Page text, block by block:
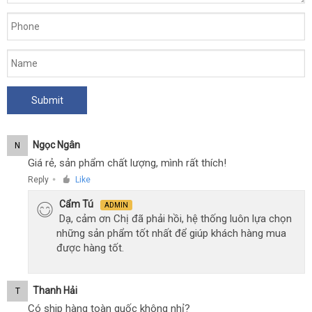
RCT
có
rung
massage
bìu
điều
khiển
xa
N Ngọc Ngân
Giá rẻ, sản phẩm chất lượng, mình rất thích!
Reply ● Like
Cẩm Tú ADMIN
Dạ, cảm ơn Chị đã phải hồi, hệ thống luôn lựa chọn
những sản phẩm tốt nhất để giúp khách hàng mua
được hàng tốt.
T Thanh Hải
Có ship hàng toàn quốc không nhỉ?